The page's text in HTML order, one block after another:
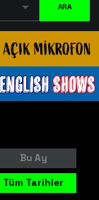
ARA
Bu Ay
Tüm Tarihler